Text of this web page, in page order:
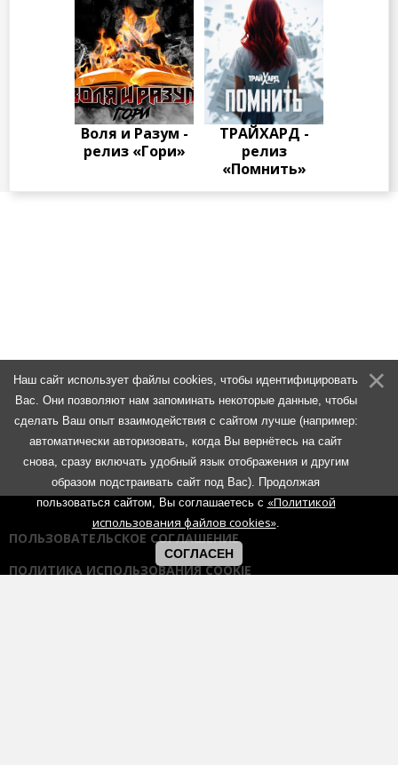
Воля и Разум -
релиз «Гори»
ТРАЙХАРД -
релиз
«Помнить»
ПОЛЬЗОВАТЕЛЬСКОЕ СОГЛАШЕНИЕ
ПОЛИТИКА ИСПОЛЬЗОВАНИЯ COOKIE
Наш сайт использует файлы cookies, чтобы идентифицировать
Вас. Они позволяют нам запоминать некоторые данные, чтобы
сделать Ваш опыт взаимодействия с сайтом лучше (например:
автоматически авторизовать, когда Вы вернётесь на сайт
снова, сразу включать удобный язык отображения и другим
образом подстраивать сайт под Вас). Продолжая
пользоваться сайтом, Вы соглашаетесь с «Политикой
использования файлов cookies».
СОГЛАСЕН